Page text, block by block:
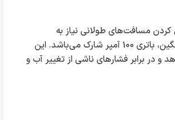
مسافت‌های طولانی نیاز به
باتری‌هایی قوی با آمپراژ بالا دارند. یکی از گزینه‌های ایده‌آل برای ماشین سنگین، باتری 100 آمپر شارک می‌باشد. این
و در برابر فشارهای ناشی از تغییر آب و